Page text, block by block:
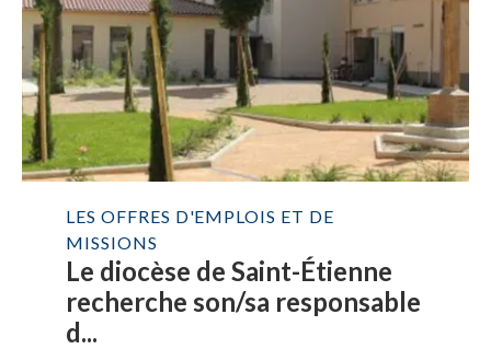
LES OFFRES D'EMPLOIS ET DE
MISSIONS
Le diocèse de Saint-Étienne
recherche son/sa responsable
d...